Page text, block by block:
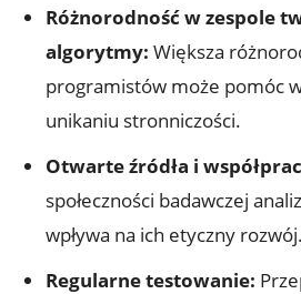
Różnorodność w zespole
algorytmy: Większa
programistów może pomóc
unikaniu stronniczości.
Otwarte źródła i
społeczności badawczej
wpływa na ich etyczny rozwój.
Regularne testowanie: